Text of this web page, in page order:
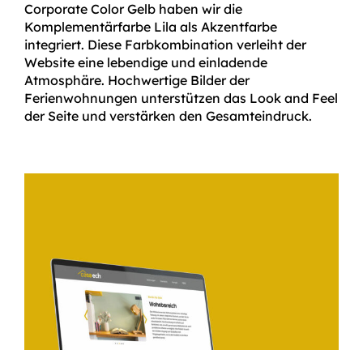
Corporate Color Gelb haben wir die
Komplementärfarbe Lila als Akzentfarbe
integriert. Diese Farbkombination verleiht der
Website eine lebendige und einladende
Atmosphäre. Hochwertige Bilder der
Ferienwohnungen unterstützen das Look and Feel
der Seite und verstärken den Gesamteindruck.